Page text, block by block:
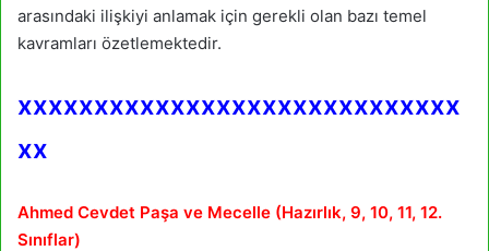
arasındaki ilişkiyi anlamak için gerekli olan bazı temel
kavramları özetlemektedir.
xxxxxxxxxxxxxxxxxxxxxxxxxxxxx
xx
Ahmed Cevdet Paşa ve Mecelle (Hazırlık, 9, 10, 11, 12.
Sınıflar)